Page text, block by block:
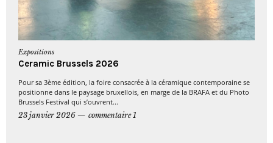
Expositions
Ceramic Brussels 2026
Pour sa 3ème édition, la foire consacrée à la céramique contemporaine se
positionne dans le paysage bruxellois, en marge de la BRAFA et du Photo
Brussels Festival qui s’ouvrent...
23 janvier 2026
commentaire 1